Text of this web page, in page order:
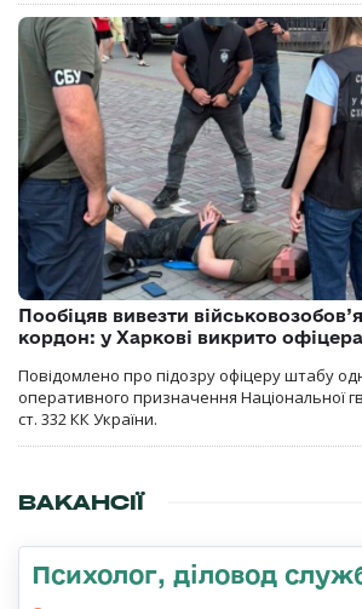
Пообіцяв вивезти
кордон: у Харкові викрито офіцера
Повідомлено про підозру офіцеру штабу
оперативного призначення Національної
ст. 332 КК України.
ВАКАНСІЇ
Психолог, діловод